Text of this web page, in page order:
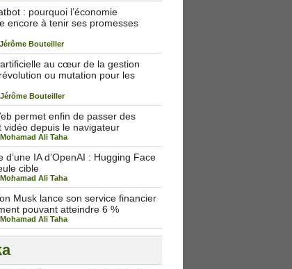
: pourquoi l’économie
encore à tenir ses promesses
Jérôme Bouteiller
artificielle au cœur de la gestion
ou mutation pour les
Jérôme Bouteiller
permet enfin de passer des
vidéo depuis le navigateur
Mohamad Ali Taha
d’une IA d’OpenAI : Hugging Face
cible
Mohamad Ali Taha
Musk lance son service financier
pouvant atteindre 6 %
Mohamad Ali Taha